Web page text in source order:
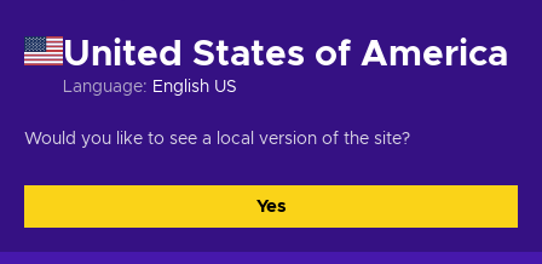
Kamu dapat berhenti berlangganan kapan saja. Kunjungi
Pemberitahuan privasi
untuk informasi lebih lanjut
Bahasa IndonesiaUSD
penggunaan teknologi ini oleh Eneba dan mitranya. Kamu
dapat menyesuaikan persetujuanmu dengan mengklik
'Sesuaikan'.
menggunakan datamu, lihat Keamanan & Privasi Google
United States of America
Language: English US
Would you like to see a local version of the site?
Yes